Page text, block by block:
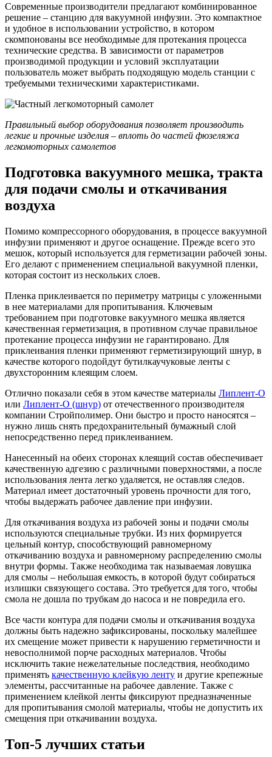
Современные производители предлагают комбинированное
решение – станцию для вакуумной инфузии. Это компактное
и удобное в использовании устройство, в котором
скомпонованы все необходимые для протекания процесса
технические средства. В зависимости от параметров
производимой продукции и условий эксплуатации
пользователь может выбрать подходящую модель станции с
требуемыми техническими характеристиками.
Правильный выбор оборудования позволяет производить
легкие и прочные изделия – вплоть до частей фюзеляжа
легкомоторных самолетов
Подготовка вакуумного мешка, тракта
для подачи смолы и откачивания
воздуха
Помимо компрессорного оборудования, в процессе вакуумной
инфузии применяют и другое оснащение. Прежде всего это
мешок, который используется для герметизации рабочей зоны.
Его делают с применением специальной вакуумной пленки,
которая состоит из нескольких слоев.
Пленка приклеивается по периметру матрицы с уложенными
в нее материалами для пропитывания. Ключевым
требованием при подготовке вакуумного мешка является
качественная герметизация, в противном случае правильное
протекание процесса инфузии не гарантировано. Для
приклеивания пленки применяют герметизирующий шнур, в
качестве которого подойдут бутилкаучуковые ленты с
двухсторонним клеящим слоем.
Отлично показали себя в этом качестве материалы Липлент-О
или Липлент-О (шнур) от отечественного производителя
компании Стройполимер. Они быстро и просто наносятся –
нужно лишь снять предохранительный бумажный слой
непосредственно перед приклеиванием.
Нанесенный на обеих сторонах клеящий состав обеспечивает
качественную адгезию с различными поверхностями, а после
использования лента легко удаляется, не оставляя следов.
Материал имеет достаточный уровень прочности для того,
чтобы выдержать рабочее давление при инфузии.
Для откачивания воздуха из рабочей зоны и подачи смолы
используются специальные трубки. Из них формируется
цельный контур, способствующий равномерному
откачиванию воздуха и равномерному распределению смолы
внутри формы. Также необходима так называемая ловушка
для смолы – небольшая емкость, в которой будут собираться
излишки связующего состава. Это требуется для того, чтобы
смола не дошла по трубкам до насоса и не повредила его.
Все части контура для подачи смолы и откачивания воздуха
должны быть надежно зафиксированы, поскольку малейшее
их смещение может привести к нарушению герметичности и
невосполнимой порче расходных материалов. Чтобы
исключить такие нежелательные последствия, необходимо
применять качественную клейкую ленту и другие крепежные
элементы, рассчитанные на рабочее давление. Также с
применением клейкой ленты фиксируют предназначенные
для пропитывания смолой материалы, чтобы не допустить их
смещения при откачивании воздуха.
Топ-5 лучших статьи